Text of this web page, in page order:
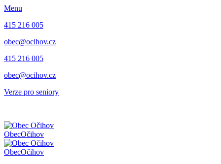
Menu
415 216 005
obec@ocihov.cz
415 216 005
obec@ocihov.cz
Verze pro seniory
ObecOčihov
ObecOčihov